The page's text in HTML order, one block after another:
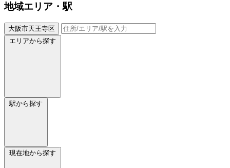
地域エリア・駅
大阪市天王寺区
エリアから探す
駅から探す
現在地から探す